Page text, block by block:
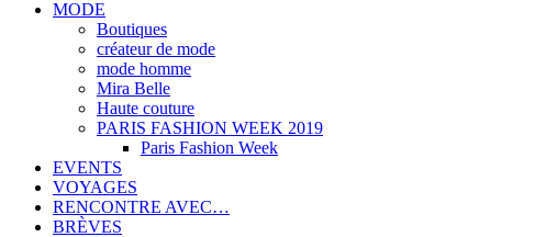
MODE
Boutiques
créateur de mode
mode homme
Mira Belle
Haute couture
PARIS FASHION WEEK 2019
Paris Fashion Week
EVENTS
VOYAGES
RENCONTRE AVEC…
BRÈVES